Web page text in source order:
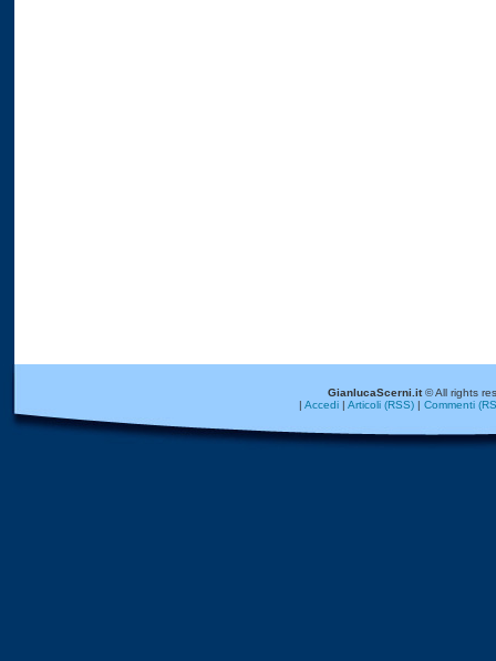
GianlucaScerni.it© All rights
| Accedi| Articoli (RSS)| Commenti